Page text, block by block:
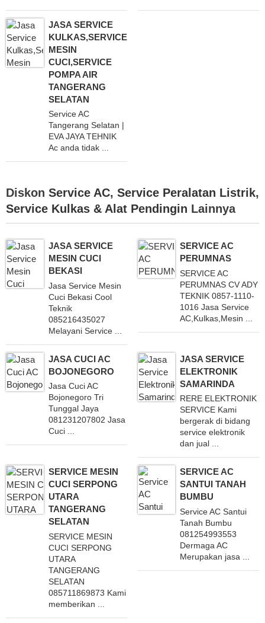
JASA SERVICE
KULKAS,SERVICE
MESIN
CUCI,SERVICE
POMPA AIR
TANGERANG
SELATAN
Service AC
Tangerang Selatan |
EVA JAYA TEHNIK
Ac anda tidak ...
Diskon Service AC, Service Peralatan Listrik,
Service Kulkas & Alat Pendingin Lainnya
JASA SERVICE
MESIN CUCI
BEKASI
Jasa Service Mesin
Cuci Bekasi Cool
Teknik
085216435027
Melayani Service ...
SERVICE AC
PERUMNAS
SERVICE AC
PERUMNAS CV ADY
TEKNIK 0857-1110-
1016 Jasa Service
AC,Kulkas,Mesin ...
JASA CUCI AC
BOJONEGORO
Jasa Cuci AC
Bojonegoro Tri
Tunggal Jaya
081231207802 Jasa
Cuci ...
JASA SERVICE
ELEKTRONIK
SAMARINDA
RERE ELEKTRONIK
SERVICE Kami
bergerak di bidang
service elektronik
dan jual ...
SERVICE MESIN
CUCI SERPONG
UTARA
TANGERANG
SELATAN
SERVICE MESIN
CUCI SERPONG
UTARA
TANGERANG
SELATAN
085711869873 Kami
memberikan ...
SERVICE AC
SANTUI TANAH
BUMBU
Service AC Santui
Tanah Bumbu
081254993553
Dermaga AC
Merupakan jasa ...